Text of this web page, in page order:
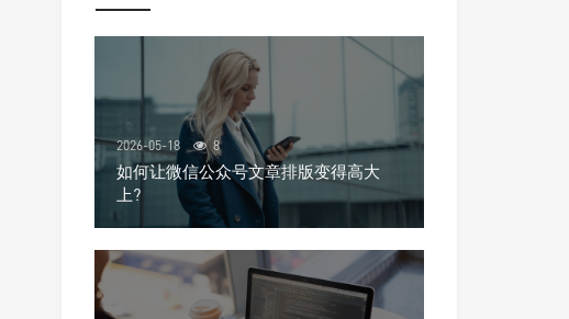
2026-05-18 8
如何让微信公众号文章排版变得高大
上?